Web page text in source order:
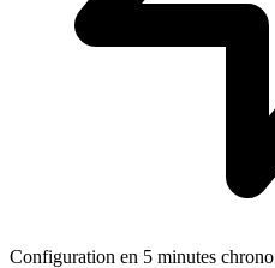
Configuration en 5 minutes chrono